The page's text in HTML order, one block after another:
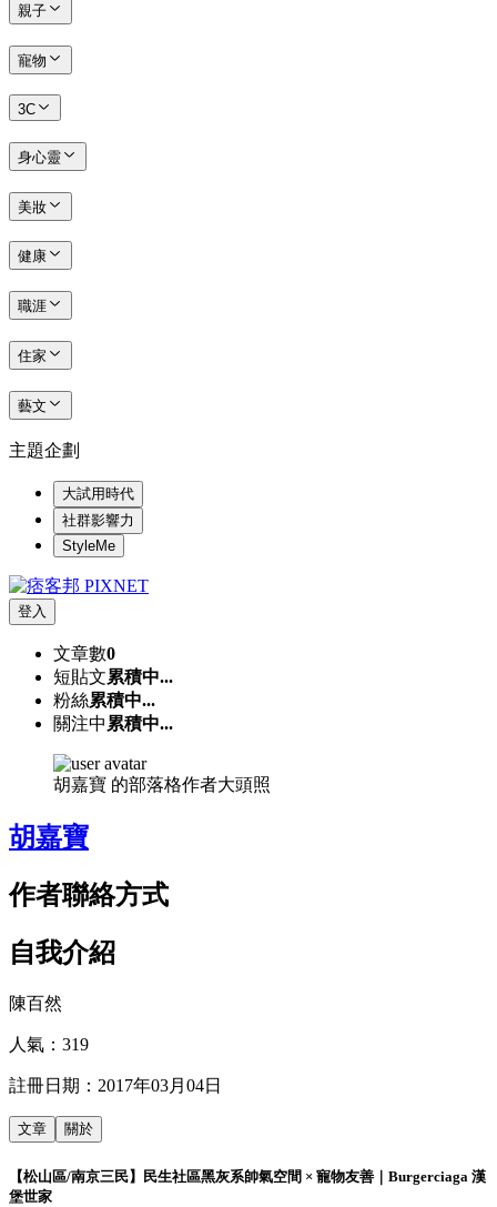
親子
寵物
3C
身心靈
美妝
健康
職涯
住家
藝文
主題企劃
大試用時代
社群影響力
StyleMe
登入
文章數0
短貼文累積中...
粉絲累積中...
關注中 累積中...
胡嘉寶 的部落格作者大頭照
胡嘉寶
作者聯絡方式
自我介紹
陳百然
人氣： 319
註冊日期： 2017年03月04日
文章 關於
【松山區/南京三民】民生社區黑灰系帥氣空間 × 寵物友善｜Burgerciaga 漢
堡世家